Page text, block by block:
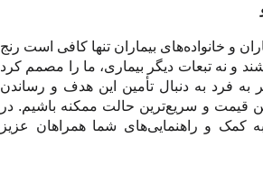
و خانواده‌های بیماران تنها کافی است رنج
و نه تبعات دیگر بیماری، ما را مصمم کرد
به فرد به دنبال تأمین این هدف و رساندن
قیمت و سریع‌ترین حالت ممکنه باشیم. در
کمک و راهنمایی‌های شما همراهان عزیز